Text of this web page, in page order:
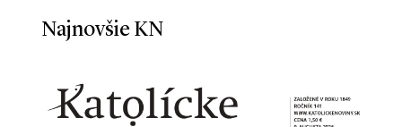
Najnovšie KN